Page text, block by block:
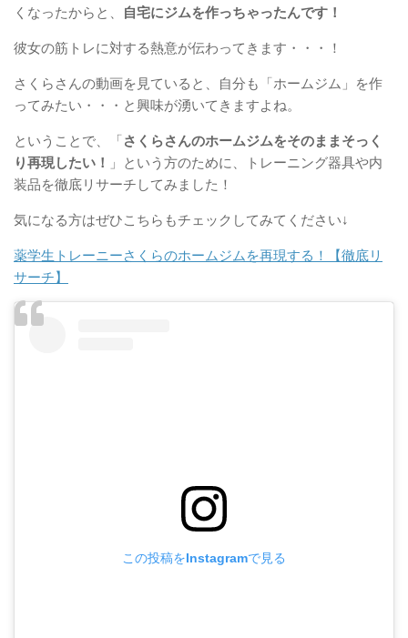
くなったからと、
自宅にジムを作っちゃったんです！
彼女の筋トレに対する熱意が伝わってきます・・・！
さくらさんの動画を見ていると、自分も「ホームジム」を作
ってみたい・・・と興味が湧いてきますよね。
ということで、「さくらさんのホームジムをそのままそっく
り再現したい！
」という方のために、トレーニング器具や内
装品を徹底リサーチしてみました！
気になる方はぜひこちらもチェックしてみてください↓
薬学生トレーニーさくらのホームジムを再現する！【徹底リ
サーチ】
この投稿をInstagramで見る